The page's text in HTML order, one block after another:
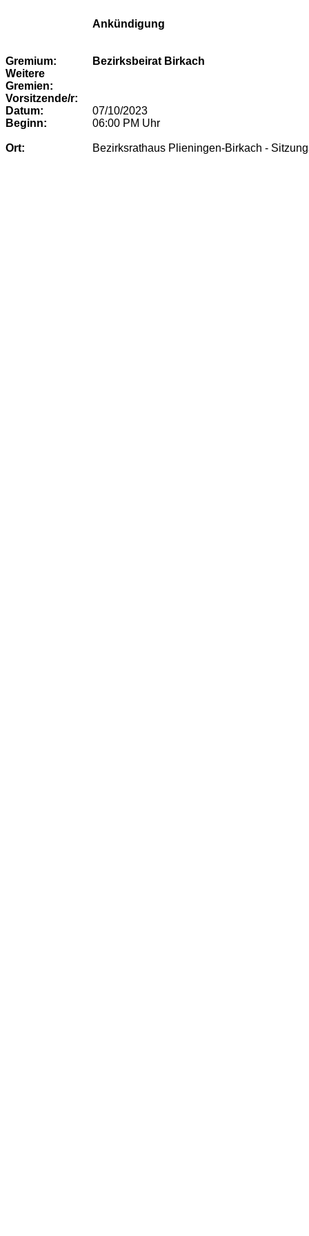
Ankündigung
Gremium:
Bezirksbeirat Birkach
Weitere
Gremien:
Vorsitzende/r:
Datum:
07/10/2023
Beginn:
06:00 PM Uhr
Ort: Bezirksrathaus Plieningen-Birkach -